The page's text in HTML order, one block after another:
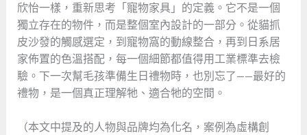
欣怡一樣，重新思考「寵物家具」的定義。它不是一個
獨立存在的物件，而是整個室內設計的一部分。從貓抓
皮沙發的觸感選定，到寵物窩的動線整合，再到日系居
家佈置的色溫搭配，每一個細節都值得用工業標準去檢
驗。下一次幫毛孩準備生日禮物時，也別忘了——最好的
禮物，是一個真正理解牠、適合牠的空間。
（本文中提及的人物與品牌均為化名，案例為虛構創